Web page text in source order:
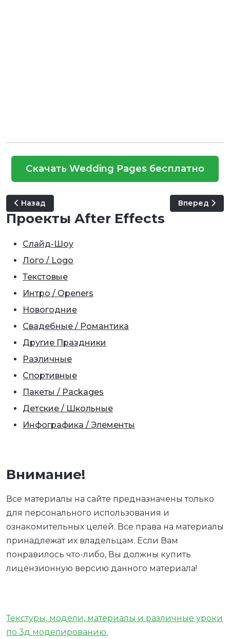
Скачать Wedding Pages бесплатно
Предыдущий: Tree of Love Book
Назад Следующий:
Вперед
Проекты After Effects
Слайд-Шоу
Лого / Logo
Текстовые
Интро / Openers
Новогодние
Свадебные / Романтика
Другие Праздники
Различные
Спортивные
Пакеты / Packages
Детские / Школьные
Инфографика / Элементы
Внимание!
Все материалы на сайте предназначены только
для персонального использования и
ознакомительных целей. Все права на материалы
принадлежат их владельцам. Если Вам
понравилось что-либо, Вы должны купить
лицензионную версию данного материала!
Текстуры, модели, материалы и различные уроки
по 3д моделированию.